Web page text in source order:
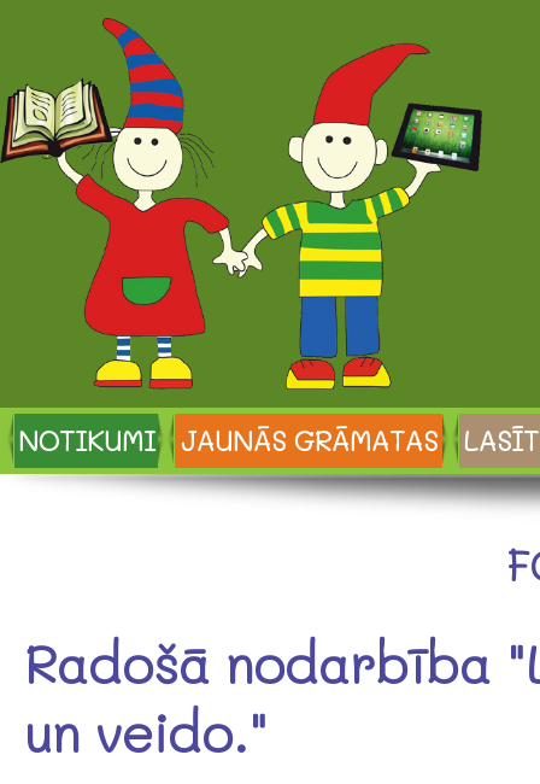
NOTIKUMI JAUNĀS GRĀMATAS
Radošā nodarbība
un veido."